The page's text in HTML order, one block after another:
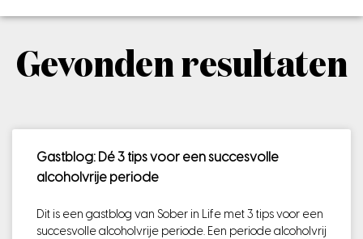
Gevonden resultaten
Gastblog: Dé 3 tips voor een succesvolle
alcoholvrije periode
Dit is een gastblog van Sober in Life met 3 tips voor een
succesvolle alcoholvrije periode. Een periode alcoholvrij